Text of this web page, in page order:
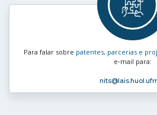
Para falar sobre patentes, parcerias e
e‑mail para:
nits